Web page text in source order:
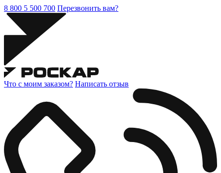
8 800 5 500 700 Перезвонить вам?
Что с моим заказом? Написать отзыв